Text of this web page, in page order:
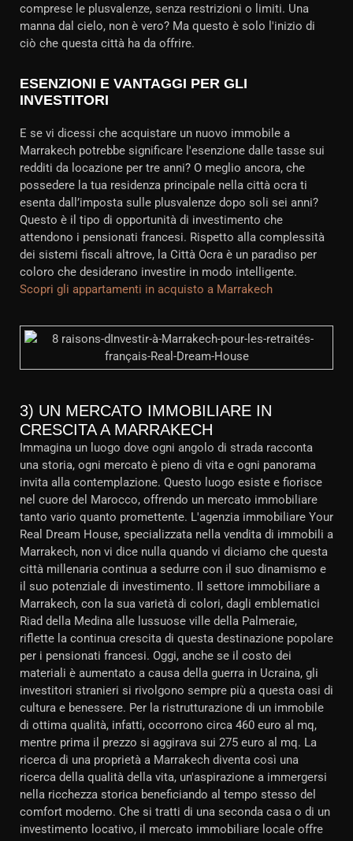
comprese le plusvalenze, senza restrizioni o limiti. Una
manna dal cielo, non è vero? Ma questo è solo l'inizio di
ciò che questa città ha da offrire.
ESENZIONI E VANTAGGI PER GLI
INVESTITORI
E se vi dicessi che acquistare un nuovo immobile a
Marrakech potrebbe significare l'esenzione dalle tasse sui
redditi da locazione per tre anni? O meglio ancora, che
possedere la tua residenza principale nella città ocra ti
esenta dall’imposta sulle plusvalenze dopo soli sei anni?
Questo è il tipo di opportunità di investimento che
attendono i pensionati francesi. Rispetto alla complessità
dei sistemi fiscali altrove, la Città Ocra è un paradiso per
coloro che desiderano investire in modo intelligente.
Scopri gli appartamenti in acquisto a Marrakech
3) UN MERCATO IMMOBILIARE IN
CRESCITA A MARRAKECH
Immagina un luogo dove ogni angolo di strada racconta
una storia, ogni mercato è pieno di vita e ogni panorama
invita alla contemplazione. Questo luogo esiste e fiorisce
nel cuore del Marocco, offrendo un mercato immobiliare
tanto vario quanto promettente. L'agenzia immobiliare Your
Real Dream House, specializzata nella vendita di immobili a
Marrakech, non vi dice nulla quando vi diciamo che questa
città millenaria continua a sedurre con il suo dinamismo e
il suo potenziale di investimento. Il settore immobiliare a
Marrakech, con la sua varietà di colori, dagli emblematici
Riad della Medina alle lussuose ville della Palmeraie,
riflette la continua crescita di questa destinazione popolare
per i pensionati francesi. Oggi, anche se il costo dei
materiali è aumentato a causa della guerra in Ucraina, gli
investitori stranieri si rivolgono sempre più a questa oasi di
cultura e benessere. Per la ristrutturazione di un immobile
di ottima qualità, infatti, occorrono circa 460 euro al mq,
mentre prima il prezzo si aggirava sui 275 euro al mq. La
ricerca di una proprietà a Marrakech diventa così una
ricerca della qualità della vita, un'aspirazione a immergersi
nella ricchezza storica beneficiando al tempo stesso del
comfort moderno. Che si tratti di una seconda casa o di un
investimento locativo, il mercato immobiliare locale offre